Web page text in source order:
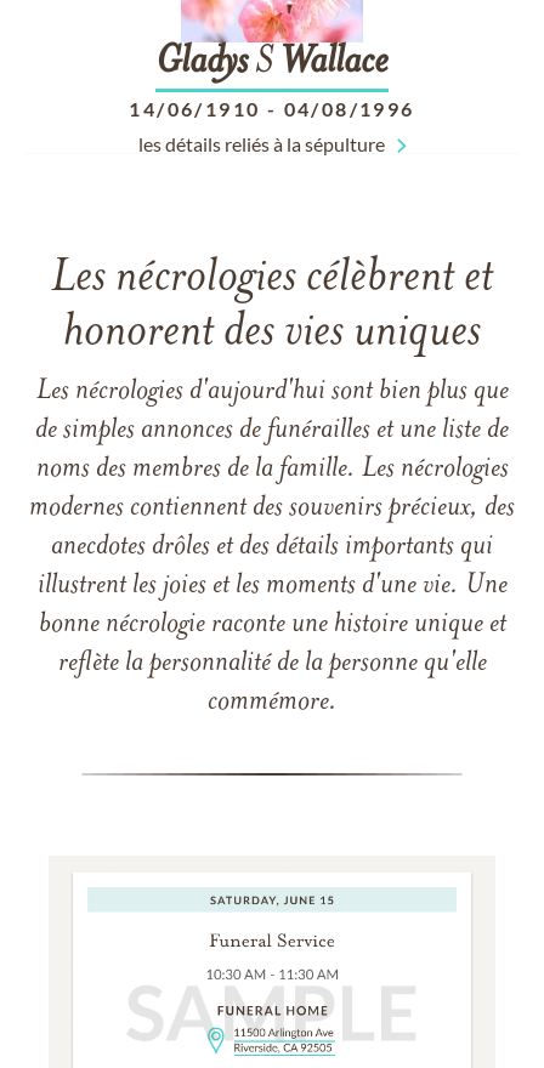
GladysS Wallace
14/06/1910 - 04/08/1996
les détails reliés à la sépulture
Les nécrologies célèbrent et
honorent des vies uniques
Les nécrologies d'aujourd'hui sont bien plus que
de simples annonces de funérailles et une liste de
noms des membres de la famille. Les nécrologies
modernes contiennent des souvenirs précieux, des
anecdotes drôles et des détails importants qui
illustrent les joies et les moments d'une vie. Une
bonne nécrologie raconte une histoire unique et
reflète la personnalité de la personne qu'elle
commémore.